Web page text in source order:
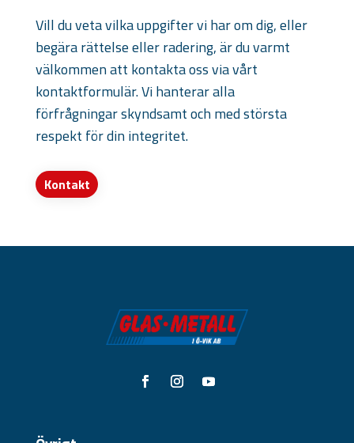
Vill du veta vilka uppgifter vi har om dig, eller
begära rättelse eller radering, är du varmt
välkommen att kontakta oss via vårt
kontaktformulär. Vi hanterar alla
förfrågningar skyndsamt och med största
respekt för din integritet.
Kontakt